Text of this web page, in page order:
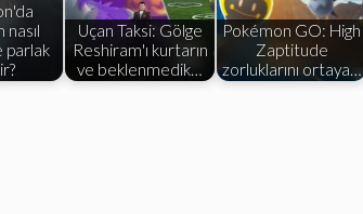
nasıl
parlak
Uçan Taksi: Gölge
Reshiram'ı kurtarın
ve beklenmedik…
Pokémon GO: High
Zaptitude
zorluklarını ortaya…